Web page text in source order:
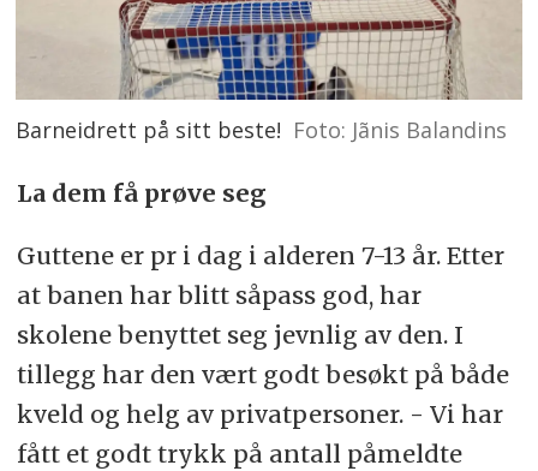
Barneidrett på sitt beste! Foto: Jãnis Balandins
La dem få prøve seg
Guttene er pr i dag i alderen 7-13 år. Etter
at banen har blitt såpass god, har
skolene benyttet seg jevnlig av den. I
tillegg har den vært godt besøkt på både
kveld og helg av privatpersoner. - Vi har
fått et godt trykk på antall påmeldte